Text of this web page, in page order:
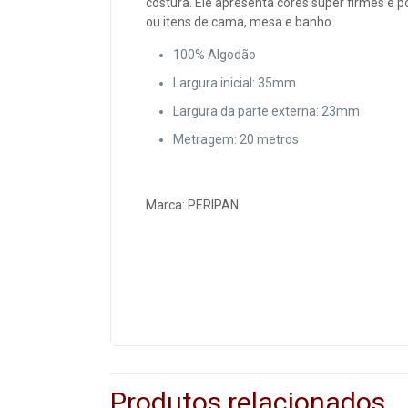
costura. Ele apresenta cores super firmes e
ou itens de cama, mesa e banho.
100% Algodão
Largura inicial: 35mm
Largura da parte externa: 23mm
Metragem: 20 metros
Marca: PERIPAN